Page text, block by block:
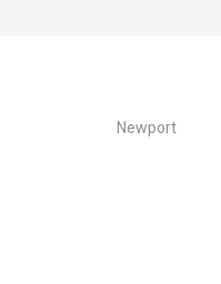
Newport